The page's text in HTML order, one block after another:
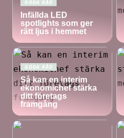
GODA RÅD
Infällda LED
spotlights som ger
rätt ljus i hemmet
GODA RÅD
Så kan en interim
ekonomichef stärka
ditt företags
framgång